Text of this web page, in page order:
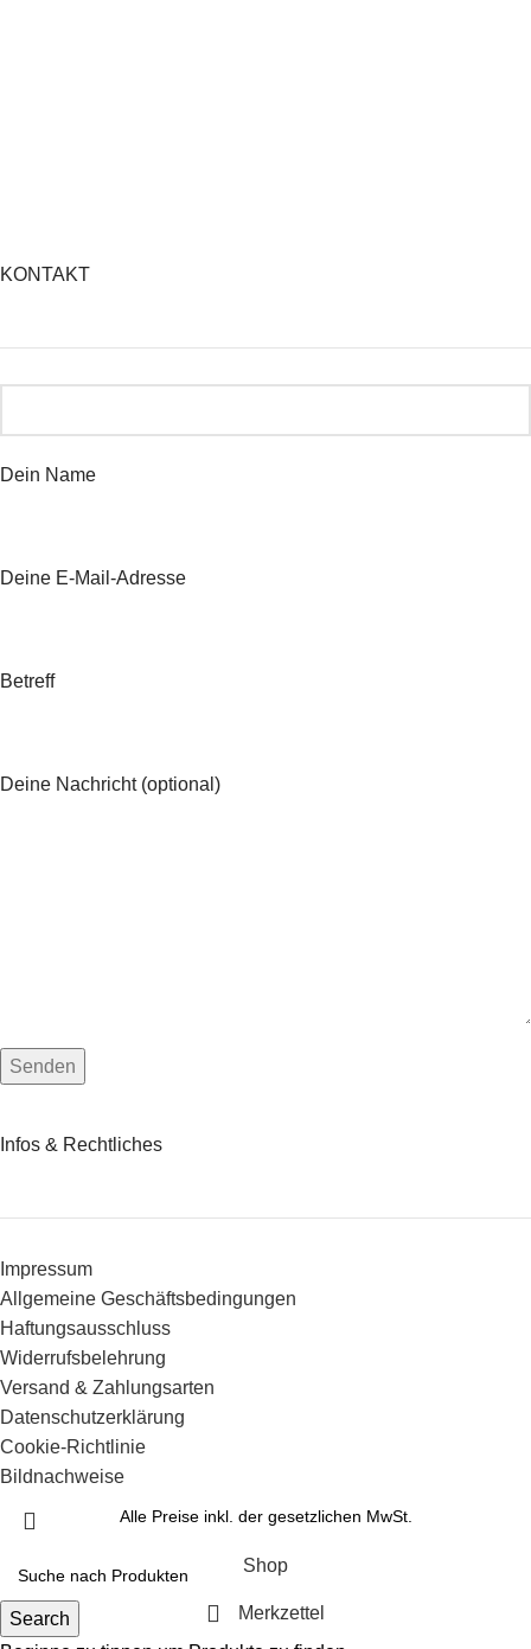
KONTAKT
Dein Name
Deine E-Mail-Adresse
Betreff
Deine Nachricht (optional)
Infos & Rechtliches
Impressum
Allgemeine Geschäftsbedingungen
Haftungsausschluss
Widerrufsbelehrung
Versand & Zahlungsarten
Datenschutzerklärung
Cookie-Richtlinie
Bildnachweise
Search
Alle Preise inkl. der gesetzlichen MwSt.
Shop
Merkzettel